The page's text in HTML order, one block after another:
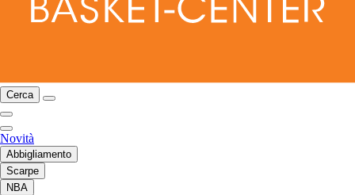
Cerca
Novità
Abbigliamento
Scarpe
NBA